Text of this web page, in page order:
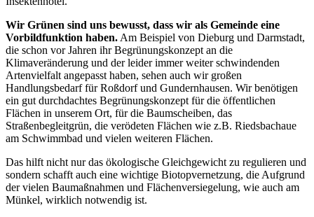
Wir Grünen sind uns bewusst, dass wir als Gemeinde eine
Vorbildfunktion haben. Am Beispiel von Dieburg und Darmstadt,
die schon vor Jahren ihr Begrünungskonzept an die
Klimaveränderung und der leider immer weiter schwindenden
Artenvielfalt angepasst haben, sehen auch wir großen
Handlungsbedarf für Roßdorf und Gundernhausen. Wir benötigen
ein gut durchdachtes Begrünungskonzept für die öffentlichen
Flächen in unserem Ort, für die Baumscheiben, das
Straßenbegleitgrün, die verödeten Flächen wie z.B. Riedsbachaue
am Schwimmbad und vielen weiteren Flächen.
Das hilft nicht nur das ökologische Gleichgewicht zu regulieren und
sondern schafft auch eine wichtige Biotopvernetzung, die Aufgrund
der vielen Baumaßnahmen und Flächenversiegelung, wie auch am
Münkel, wirklich notwendig ist.